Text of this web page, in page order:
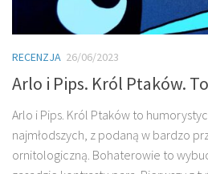
RECENZJA 26/06/2023
Arlo i Pips. Król Ptaków.
Arlo i Pips. Król Ptaków to
najmłodszych, z podaną w bardzo
ornitologiczną. Bohaterowie to